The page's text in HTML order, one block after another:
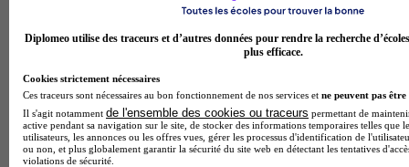
Note de 1 sur 5
Diplomeo utilise des traceurs et d’autres données pour rendre la recherche
plus efficace.
Cookies strictement nécessaires
Ces traceurs sont nécessaires au bon fonctionnement de nos services et ne peuvent pas être
Il s'agit notamment de l'ensemble des cookies ou traceurs permettant de
active pendant sa navigation sur le site, de stocker des informations temporaires telles que
utilisateurs, les annonces ou les offres vues, gérer les processus d'identification de
ou non, et plus globalement garantir la sécurité du site web en détectant les tentatives
violations de sécurité.